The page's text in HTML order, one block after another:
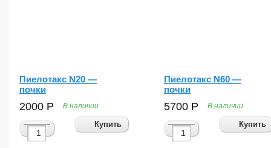
Пиелотакс N20 —
почки
2000 Р В наличии
Купить
Пиелотакс N60 —
почки
5700 Р В наличии
Купить